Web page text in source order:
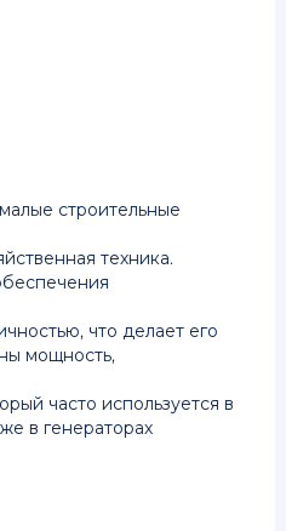
строительные
техника.
что делает его
мощность,
часто используется в
в генераторах